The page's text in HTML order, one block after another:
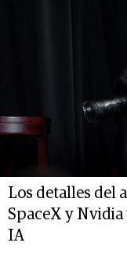
Los detalles del
SpaceX y
IA